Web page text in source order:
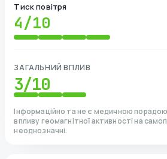
Тиск повітря
4/10
ЗАГАЛЬНИЙ ВПЛИВ
3/10
Інформаційно та не є медичною
впливу геомагнітної активності на
неоднозначні.